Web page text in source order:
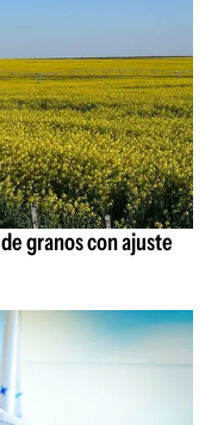
granos con ajuste